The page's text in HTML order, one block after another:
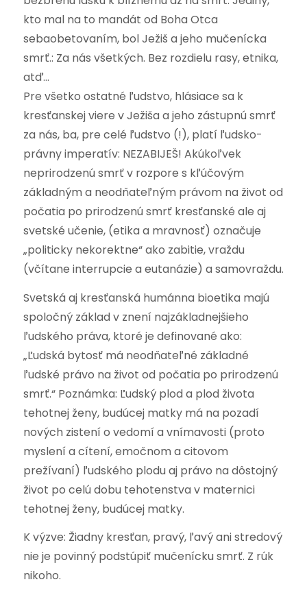
kto mal na to mandát od Boha Otca
sebaobetovaním, bol Ježiš a jeho mučenícka
smrť.: Za nás všetkých. Bez rozdielu rasy, etnika,
atď…
Pre všetko ostatné ľudstvo, hlásiace sa k
kresťanskej viere v Ježiša a jeho zástupnú smrť
za nás, ba, pre celé ľudstvo (!), platí ľudsko-
právny imperatív: NEZABIJEŠ! Akúkoľvek
neprirodzenú smrť v rozpore s kľúčovým
základným a neodňateľným právom na život od
počatia po prirodzenú smrť kresťanské ale aj
svetské učenie, (etika a mravnosť) označuje
„politicky nekorektne“ ako zabitie, vraždu
(včítane interrupcie a eutanázie) a samovraždu.
Svetská aj kresťanská humánna bioetika majú
spoločný základ v znení najzákladnejšieho
ľudského práva, ktoré je definované ako:
„Ľudská bytosť má neodňateľné základné
ľudské právo na život od počatia po prirodzenú
smrť.“ Poznámka: Ľudský plod a plod života
tehotnej ženy, budúcej matky má na pozadí
nových zistení o vedomí a vnímavosti (proto
myslení a cítení, emočnom a citovom
prežívaní) ľudského plodu aj právo na dôstojný
život po celú dobu tehotenstva v maternici
tehotnej ženy, budúcej matky.
K výzve: Žiadny kresťan, pravý, ľavý ani stredový
nie je povinný podstúpiť mučenícku smrť. Z rúk
nikoho.